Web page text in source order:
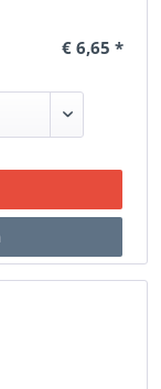
€ 6,65 *